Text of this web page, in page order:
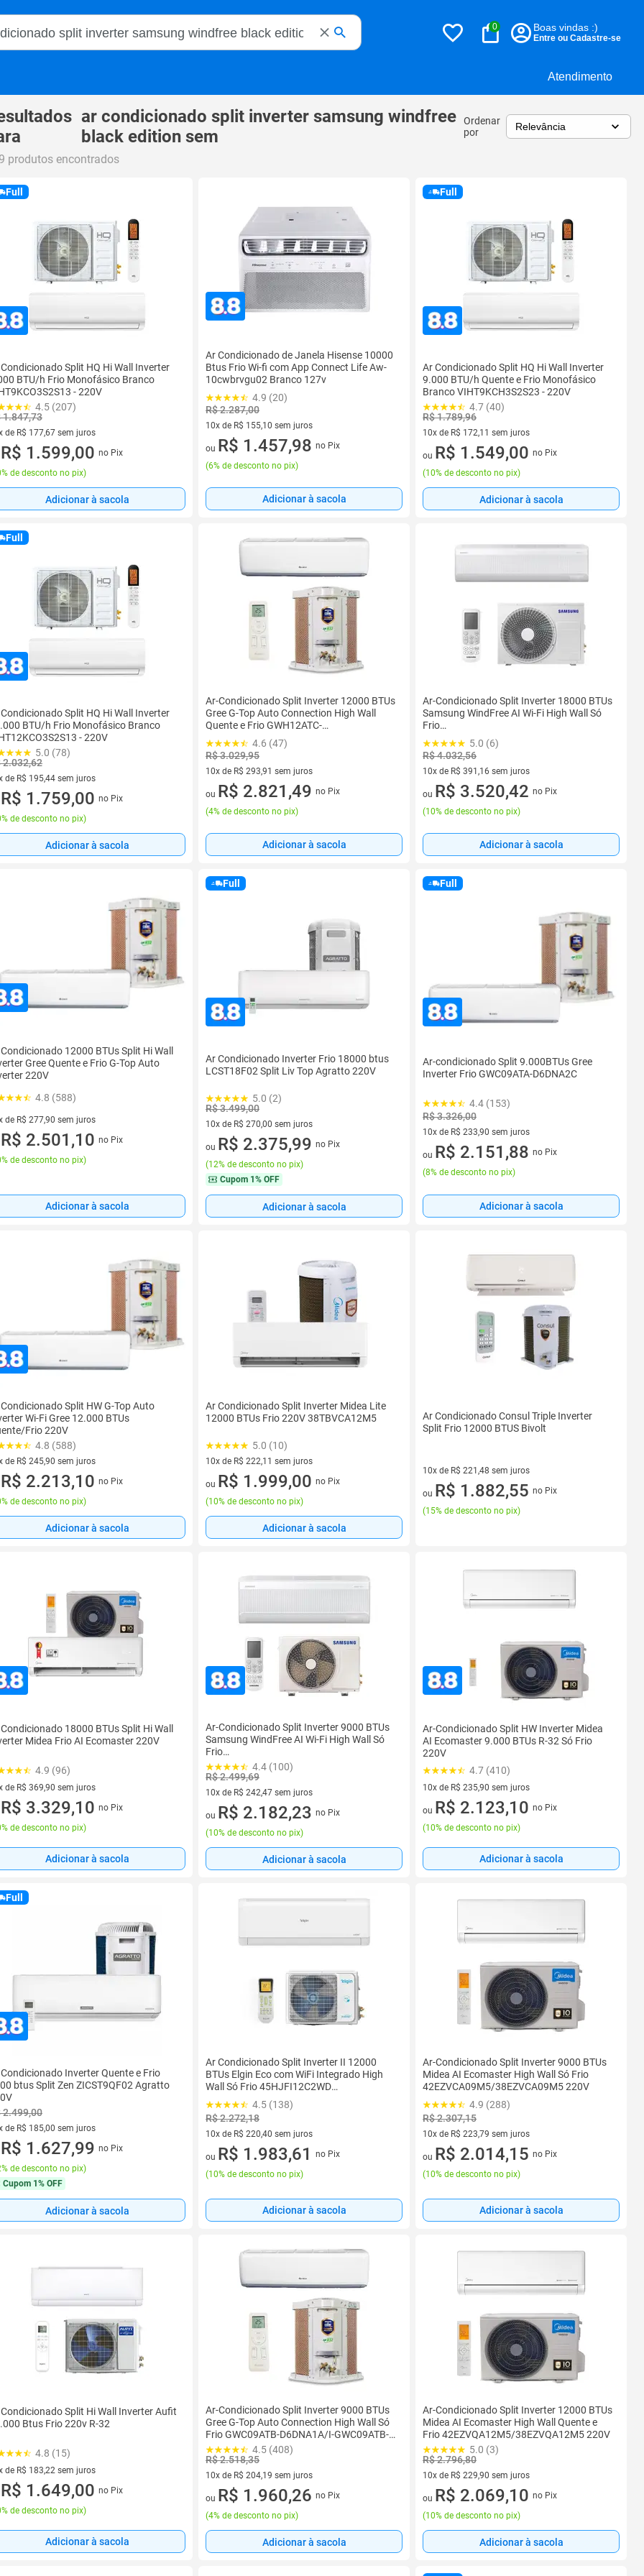
Atendimento
Magalu
0 Boas vindas :)
Entre ou Cadastre-se
ar condicionado split inverter samsung windfree
black edition sem
Ordenar
por
produtos encontrados
Full
Split HQ Hi Wall Inverter
BTU/h Frio Monofásico Branco
- 220V
4.5 (207)
1.847,73
de R$ 177,67 sem juros
vez de R$ 177,67 sem juros
R$ 1.599,00 no Pix
de desconto no pix)
Adicionar à sacola
Ar Condicionado de Janela Hisense 10000
Btus Frio Wi-fi com App Connect Life Aw-
10cwbrvgu02 Branco 127v
4.9 (20)
R$ 2.287,00
10x de R$ 155,10 sem juros
10 vez de R$ 155,10 sem juros
ou R$ 1.457,98 no Pix
(6% de desconto no pix)
Adicionar à sacola
Full
Ar Condicionado Split HQ Hi Wall Inverter
9.000 BTU/h Quente e Frio Monofásico
Branco VIHT9KCH3S2S23 - 220V
4.7 (40)
R$ 1.789,96
10x de R$ 172,11 sem juros
10 vez de R$ 172,11 sem juros
ou R$ 1.549,00 no Pix
(10% de desconto no pix)
Adicionar à sacola
Full
Split HQ Hi Wall Inverter
BTU/h Frio Monofásico Branco
- 220V
5.0 (78)
2.032,62
de R$ 195,44 sem juros
vez de R$ 195,44 sem juros
R$ 1.759,00 no Pix
de desconto no pix)
Adicionar à sacola
Ar-Condicionado Split Inverter 12000 BTUs
Gree G-Top Auto Connection High Wall
Quente e Frio GWH12ATC-
D6DNA1A/GWH12ATC-D6DNA1A 220V
4.6 (47)
R$ 3.029,95
10x de R$ 293,91 sem juros
10 vez de R$ 293,91 sem juros
ou R$ 2.821,49 no Pix
(4% de desconto no pix)
Adicionar à sacola
Ar-Condicionado Split Inverter 18000 BTUs
Samsung WindFree AI Wi-Fi High Wall Só
Frio
AR60F18D1AWNAZ/AR60F18D1AWXAZ
220V
5.0 (6)
R$ 4.032,56
10x de R$ 391,16 sem juros
10 vez de R$ 391,16 sem juros
ou R$ 3.520,42 no Pix
(10% de desconto no pix)
Adicionar à sacola
12000 BTUs Split Hi Wall
Gree Quente e Frio G-Top Auto
220V
4.8 (588)
de R$ 277,90 sem juros
vez de R$ 277,90 sem juros
R$ 2.501,10 no Pix
de desconto no pix)
Adicionar à sacola
Full
Ar Condicionado Inverter Frio 18000 btus
LCST18F02 Split Liv Top Agratto 220V
5.0 (2)
R$ 3.499,00
10x de R$ 270,00 sem juros
10 vez de R$ 270,00 sem juros
ou R$ 2.375,99 no Pix
(12% de desconto no pix)
Cupom 1% OFF
Adicionar à sacola
Full
Ar-condicionado Split 9.000BTUs Gree
Inverter Frio GWC09ATA-D6DNA2C
4.4 (153)
R$ 3.326,00
10x de R$ 233,90 sem juros
10 vez de R$ 233,90 sem juros
ou R$ 2.151,88 no Pix
(8% de desconto no pix)
Adicionar à sacola
Split HW G-Top Auto
Wi-Fi Gree 12.000 BTUs
Frio 220V
4.8 (588)
de R$ 245,90 sem juros
vez de R$ 245,90 sem juros
R$ 2.213,10 no Pix
de desconto no pix)
Adicionar à sacola
Ar Condicionado Split Inverter Midea Lite
12000 BTUs Frio 220V 38TBVCA12M5
5.0 (10)
10x de R$ 222,11 sem juros
10 vez de R$ 222,11 sem juros
ou R$ 1.999,00 no Pix
(10% de desconto no pix)
Adicionar à sacola
Ar Condicionado Consul Triple Inverter
Split Frio 12000 BTUS Bivolt
10x de R$ 221,48 sem juros
10 vez de R$ 221,48 sem juros
ou R$ 1.882,55 no Pix
(15% de desconto no pix)
18000 BTUs Split Hi Wall
Midea Frio AI Ecomaster 220V
4.9 (96)
de R$ 369,90 sem juros
vez de R$ 369,90 sem juros
R$ 3.329,10 no Pix
de desconto no pix)
Adicionar à sacola
Ar-Condicionado Split Inverter 9000 BTUs
Samsung WindFree AI Wi-Fi High Wall Só
Frio
AR09DYFAAWKNAZ/AR09DYFAAWKXAZ
220V
4.4 (100)
R$ 2.499,69
10x de R$ 242,47 sem juros
10 vez de R$ 242,47 sem juros
ou R$ 2.182,23 no Pix
(10% de desconto no pix)
Adicionar à sacola
Ar-Condicionado Split HW Inverter Midea
AI Ecomaster 9.000 BTUs R-32 Só Frio
220V
4.7 (410)
10x de R$ 235,90 sem juros
10 vez de R$ 235,90 sem juros
ou R$ 2.123,10 no Pix
(10% de desconto no pix)
Adicionar à sacola
Full
Inverter Quente e Frio
btus Split Zen ZICST9QF02 Agratto
2.499,00
de R$ 185,00 sem juros
vez de R$ 185,00 sem juros
R$ 1.627,99 no Pix
de desconto no pix)
Cupom 1% OFF
Adicionar à sacola
Ar Condicionado Split Inverter II 12000
BTUs Elgin Eco com WiFi Integrado High
Wall Só Frio 45HJFI12C2WD
45HJFE12C2CD 220V
4.5 (138)
R$ 2.272,18
10x de R$ 220,40 sem juros
10 vez de R$ 220,40 sem juros
ou R$ 1.983,61
no Pix
(10% de desconto no pix)
Adicionar à sacola
Ar-Condicionado Split Inverter 9000 BTUs
Midea AI Ecomaster High Wall Só Frio
42EZVCA09M5/38EZVCA09M5 220V
4.9 (288)
R$ 2.307,15
10x de R$ 223,79 sem juros
10 vez de R$ 223,79 sem juros
ou R$ 2.014,15 no Pix
(10% de desconto no pix)
Adicionar à sacola
Split Hi Wall Inverter Aufit
Btus Frio 220v R-32
4.8 (15)
de R$ 183,22 sem juros
vez de R$ 183,22 sem juros
R$ 1.649,00 no Pix
de desconto no pix)
Adicionar à sacola
Ar-Condicionado Split Inverter 9000 BTUs
Gree G-Top Auto Connection High Wall Só
Frio GWC09ATB-D6DNA1A/I-GWC09ATB-
D6DNA1A/O 220V
4.5 (408)
R$ 2.518,35
10x de R$ 204,19 sem juros
10 vez de R$ 204,19 sem juros
ou R$ 1.960,26 no Pix
(4% de desconto no pix)
Adicionar à sacola
Ar-Condicionado Split Inverter 12000 BTUs
Midea AI Ecomaster High Wall Quente e
Frio 42EZVQA12M5/38EZVQA12M5 220V
5.0 (3)
R$ 2.796,80
10x de R$ 229,90 sem juros
10 vez de R$ 229,90 sem juros
ou R$ 2.069,10 no Pix
(10% de desconto no pix)
Adicionar à sacola